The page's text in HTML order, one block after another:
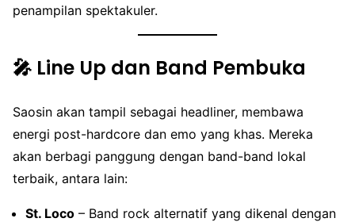
penampilan spektakuler.
🎤 Line Up dan Band Pembuka
Saosin akan tampil sebagai headliner, membawa
energi post-hardcore dan emo yang khas. Mereka
akan berbagi panggung dengan band-band lokal
terbaik, antara lain:
St. Loco – Band rock alternatif yang dikenal dengan